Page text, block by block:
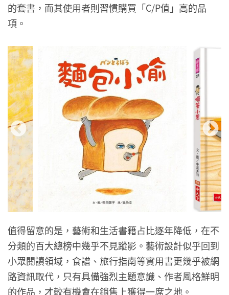
的套書，而其使用者則習慣購買「C/P值」高的品
項。
值得留意的是，藝術和生活書籍占比逐年降低，在不
分類的百大總榜中幾乎不見蹤影。藝術設計似乎回到
小眾閱讀領域，食譜、旅行指南等實用書更幾乎被網
路資訊取代，只有具備強烈主題意識、作者風格鮮明
的作品，才較有機會在銷售上獲得一席之地。